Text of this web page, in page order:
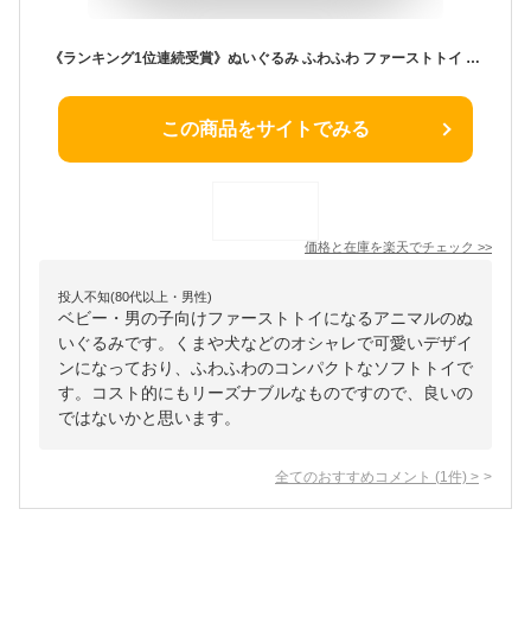
《ランキング1位連続受賞》ぬいぐるみ ふわふわ ファーストトイ 赤ちゃん ベビー キッズ ベビーおもちゃ ソフトトイ おもちゃ 贈り物 出産祝い 誕生日 プレゼント ギフト 女の子 男の子 うさぎ くま いぬ かわいい
この商品をサイトでみる
価格と在庫を楽天でチェック >>
投人不知(80代以上・男性)
ベビー・男の子向けファーストトイになるアニマルのぬ
いぐるみです。くまや犬などのオシャレで可愛いデザイ
ンになっており、ふわふわのコンパクトなソフトトイで
す。コスト的にもリーズナブルなものですので、良いの
ではないかと思います。
全てのおすすめコメント (1 件) >